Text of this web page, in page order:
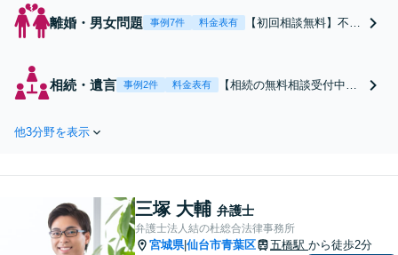
離婚・男女問題 事例7件 料金表有
【初回相談無料】不倫
がモットー。年間1000
り】【ビデオ面談可】
相続・遺言 事例2件 料金表有
【相続の無料相談受付中】
す。
他3分野を表示
三塚 大輔 弁護士
弁護士法人結の杜総合法律事務所
宮城県|仙台市青葉区 五橋駅 から徒歩2分